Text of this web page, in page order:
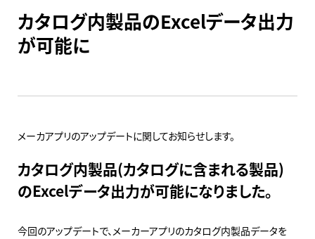
カタログ内製品のExcelデータ出力
が可能に
メーカアプリのアップデートに関してお知らせします。
カタログ内製品(カタログに含まれる製品)
のExcelデータ出力が可能になりました。
今回のアップデートで、メーカーアプリのカタログ内製品データを